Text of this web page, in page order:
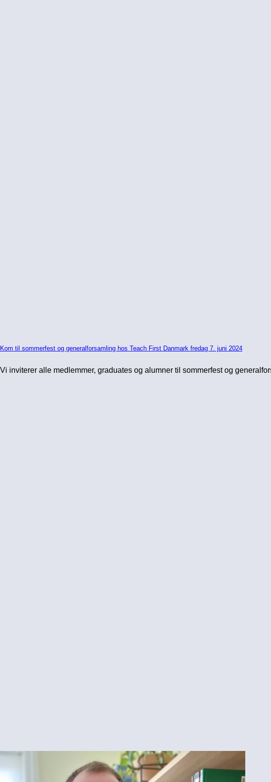
Kom til sommerfest og generalforsamling hos Teach First Danmark fredag 7. juni 2024
Vi inviterer alle medlemmer, graduates og alumner til sommerfest og